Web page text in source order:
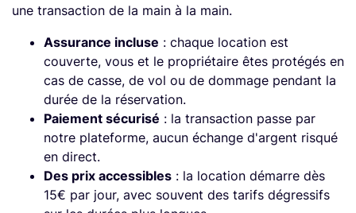
une transaction de la main à la main.
Assurance incluse : chaque location est
couverte, vous et le propriétaire êtes protégés en
cas de casse, de vol ou de dommage pendant la
durée de la réservation.
Paiement sécurisé : la transaction passe par
notre plateforme, aucun échange d'argent risqué
en direct.
Des prix accessibles : la location démarre dès
15€ par jour, avec souvent des tarifs dégressifs